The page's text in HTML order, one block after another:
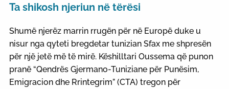
Ta shikosh njeriun në tërësi
Shumë njerëz marrin rrugën për në Europë duke u
nisur nga qyteti bregdetar tunizian Sfax me shpresën
për një jetë më të mirë. Këshilltari Oussema që punon
pranë “Qendrës Gjermano-Tuniziane për Punësim,
Emigracion dhe Rrintegrim” (CTA) tregon për